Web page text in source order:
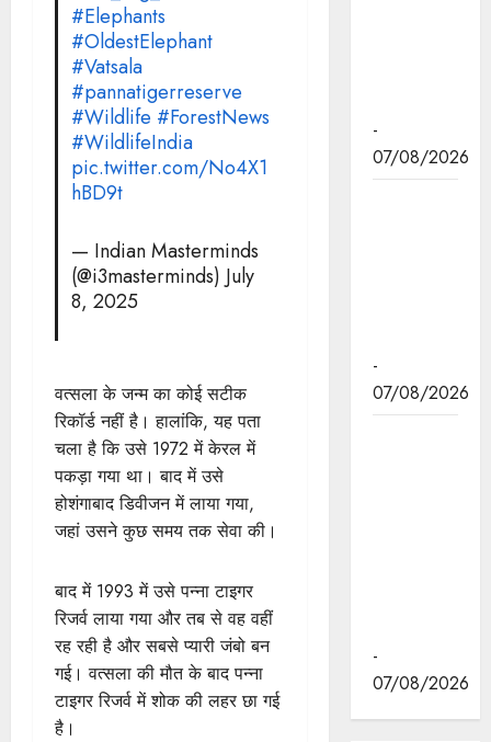
#Elephants
#OldestElephant
#Vatsala
#pannatigerreserve
#Wildlife #ForestNews
#WildlifeIndia
pic.twitter.com/No4X1
hBD9t
— Indian Masterminds
(@i3masterminds) July
8, 2025
वत्सला के जन्म का कोई सटीक
रिकॉर्ड नहीं है। हालांकि, यह पता
चला है कि उसे 1972 में केरल में
पकड़ा गया था। बाद में उसे
होशंगाबाद डिवीजन में लाया गया,
जहां उसने कुछ समय तक सेवा की।
बाद में 1993 में उसे पन्ना टाइगर
रिजर्व लाया गया और तब से वह वहीं
रह रही है और सबसे प्यारी जंबो बन
गई। वत्सला की मौत के बाद पन्ना
टाइगर रिजर्व में शोक की लहर छा गई
है।
-
07/08/2026
-
07/08/2026
-
07/08/2026